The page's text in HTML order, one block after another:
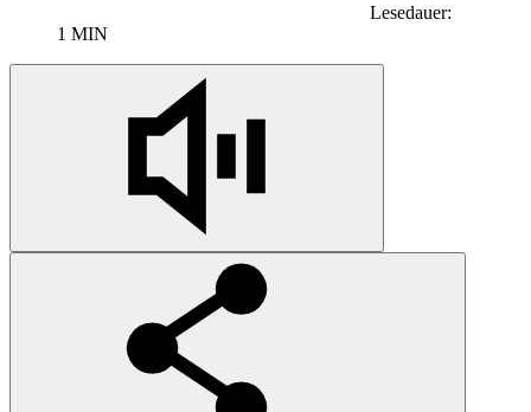
Lesedauer:
1 MIN